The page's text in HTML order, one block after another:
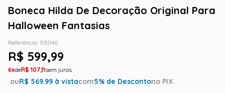
Boneca Hilda De Decoração Original Para
Halloween Fantasias
Referência: 93046
R$ 599,99
6 R$ 107,11
ouR$ 569.99 à vistacom5% de Descontono PIX.